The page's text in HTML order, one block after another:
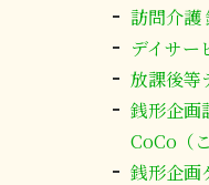
訪問介護
デイサー
放課後等
銭形企画
CoCo（
銭形企画